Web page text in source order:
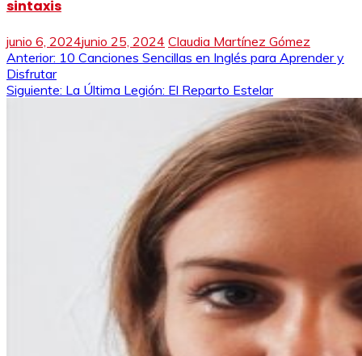
sintaxis
junio 6, 2024junio 25, 2024 Claudia Martínez Gómez
Navegación
de
Anterior: 10 Canciones Sencillas en Inglés para Aprender y
Disfrutar
Siguiente: La Última Legión: El Reparto Estelar